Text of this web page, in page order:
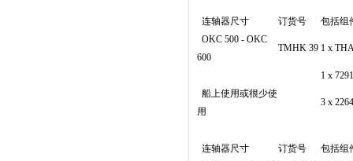
连轴器尺寸 订货号
包括组
OKC 500 - OKC
600
TMHK 39 1 x
1 x
船上使用或很少使
用
3 x
连轴器尺寸 订货号
包括组